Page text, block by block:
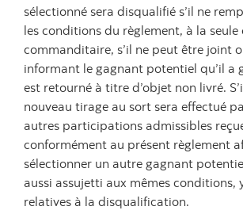
sélectionné sera disqualifié s’il ne
les conditions du règlement, à la
commanditaire, s’il ne peut être joint
informant le gagnant potentiel qu’il a
est retourné à titre d’objet non livré.
nouveau tirage au sort sera effectué
autres participations admissibles
conformément au présent règlement
sélectionner un autre gagnant
aussi assujetti aux mêmes conditions,
relatives à la disqualification.